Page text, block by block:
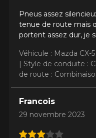
Pneus assez
tenue de route mais
portent assez dur, je
Véhicule : Mazda CX-
| Style de conduite :
de route :
Francois
29 novembre 2023